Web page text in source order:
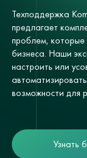
Техподдержка
предлагает
проблем, которые
бизнеса. Наши
настроить или
возможности для
Узнать